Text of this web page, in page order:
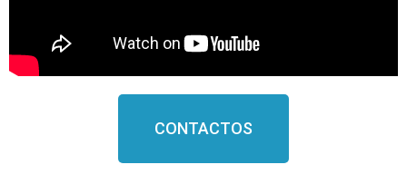
CONTACTOS